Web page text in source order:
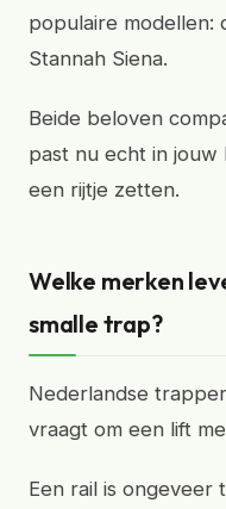
populaire modellen:
Stannah Siena.
Beide beloven
past nu echt in
een rijtje zetten.
Welke merken
smalle trap?
Nederlandse
vraagt om een lift
Een rail is